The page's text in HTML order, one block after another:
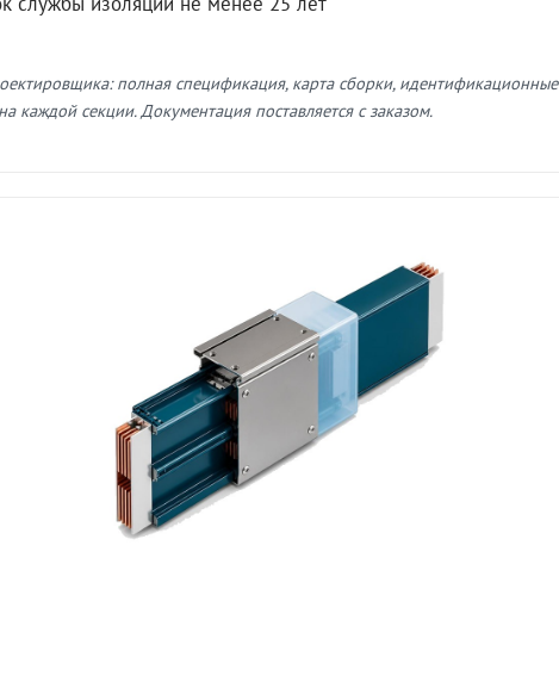
полная спецификация, карта сборки, идентификационные
каждой секции. Документация поставляется с заказом.